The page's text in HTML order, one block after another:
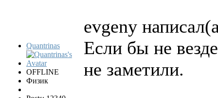
Quantrinas
OFFLINE
Физик
evgeny
Если бы не
не заметили.